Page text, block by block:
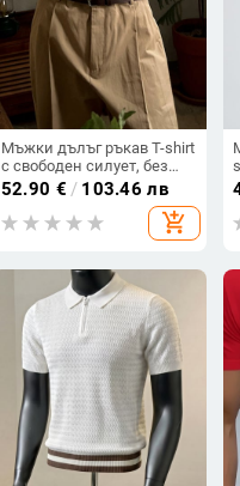
Мъжки дълъг ръкав T-shirt
с свободен силует, без
яка, V-образно деколте,
100% памук, корейски
стил, тънък лек материал,
52.90 € / 103.46 лв
add_shopping_cart